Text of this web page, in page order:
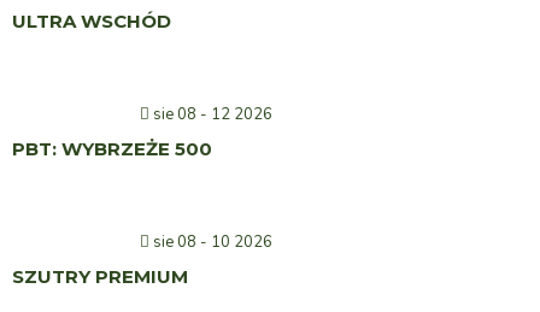
ULTRA WSCHÓD
sie 08 - 12 2026
PBT: WYBRZEŻE 500
sie 08 - 10 2026
SZUTRY PREMIUM